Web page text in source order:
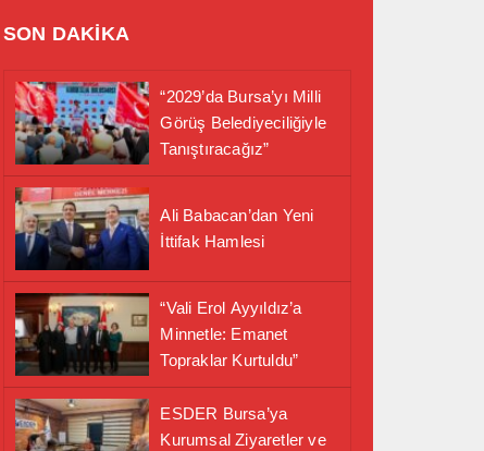
SON DAKİKA
“2029’da Bursa’yı Milli
Görüş Belediyeciliğiyle
Tanıştıracağız”
Ali Babacan’dan Yeni
İttifak Hamlesi
“Vali Erol Ayyıldız’a
Minnetle: Emanet
Topraklar Kurtuldu”
ESDER Bursa’ya
Kurumsal Ziyaretler ve